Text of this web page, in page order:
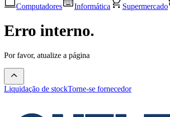
Computadores
Informática Supermercado
Erro interno.
Por favor, atualize a página
Liquidação de stockTorne-se fornecedor